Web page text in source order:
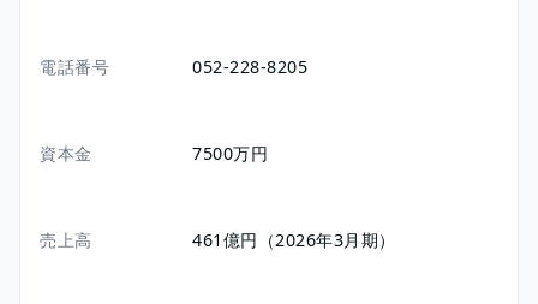
電話番号 052-228-8205
資本金 7500万円
売上高 461億円（2026年3月期）